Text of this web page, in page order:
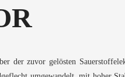
der zuvor gelösten